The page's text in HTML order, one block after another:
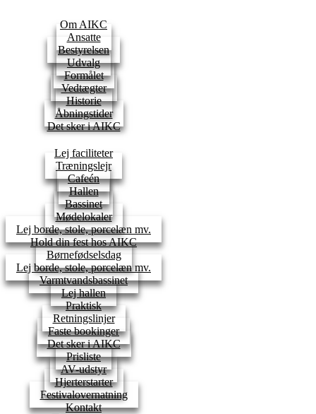
Om AIKC
Ansatte
Bestyrelsen
Udvalg
Formålet
Vedtægter
Historie
Åbningstider
Det sker i AIKC
Lej faciliteter
Træningslejr
Cafeén
Hallen
Bassinet
Mødelokaler
Lej borde, stole, porcelæn mv.
Hold din fest hos AIKC
Børnefødselsdag
Lej borde, stole, porcelæn mv.
Varmtvandsbassinet
Lej hallen
Praktisk
Retningslinjer
Faste bookinger
Det sker i AIKC
Prisliste
AV-udstyr
Hjerterstarter
Festivalovernatning
Kontakt